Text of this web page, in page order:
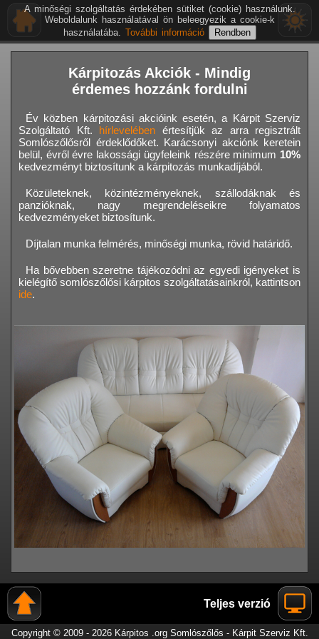
Kárpitozás Akciók - Mindig
érdemes hozzánk fordulni
Év közben kárpitozási akcióink esetén, a Kárpit Szerviz
Szolgáltató Kft. hírlevelében értesítjük az arra regisztrált
Somlószőlősről érdeklődőket. Karácsonyi akciónk keretein
belül, évről évre lakossági ügyfeleink részére minimum 10%
kedvezményt biztosítunk a kárpitozás munkadíjából.
Közületeknek, közintézményeknek, szállodáknak és
panzióknak, nagy megrendeléseikre folyamatos
kedvezményeket biztosítunk.
Díjtalan munka felmérés, minőségi munka, rövid határidő.
Ha bővebben szeretne tájékozódni az egyedi igényeket is
kielégítő somlószőlősi kárpitos szolgáltatásainkról, kattintson
ide.
Teljes verzió
Copyright © 2009 - 2026 Kárpitos .org Somlószőlős - Kárpit Szerviz Kft.
A minőségi szolgáltatás érdekében sütiket (cookie) használunk.
Weboldalunk használatával ön beleegyezik a cookie-k
használatába. További információ